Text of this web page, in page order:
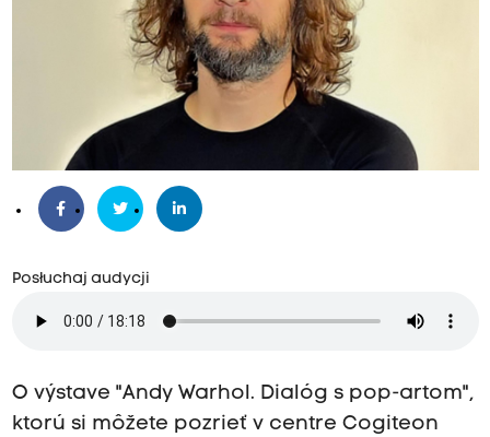
Posłuchaj audycji
O výstave "Andy Warhol. Dialóg s pop-artom",
ktorú si môžete pozrieť v centre Cogiteon